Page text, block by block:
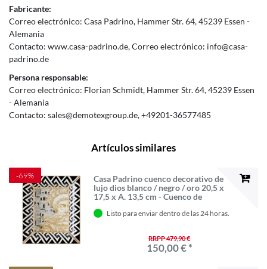
Fabricante:
Correo electrónico: Casa Padrino Hammer Str.64 45239 Essen
Alemania
Contacto: www.casa-padrino.de Correo electrónico: info@casa-
padrino.de
Persona responsable:
Correo electrónico: Florian Schmidt Hammer Str.64 45239 Essen
Alemania
Contacto: sales@demotexgroup.de +49201-36577485
Artículos similares
-69%
Casa Padrino cuenco decorativo de
lujo dios blanco / negro / oro 20,5 x
17,5 x A. 13,5 cm - Cuenco de
de lujo - Hecho en Italia
Listo para enviar dentro de las 24 horas.
RRPP 479,90 €
150,00 € *